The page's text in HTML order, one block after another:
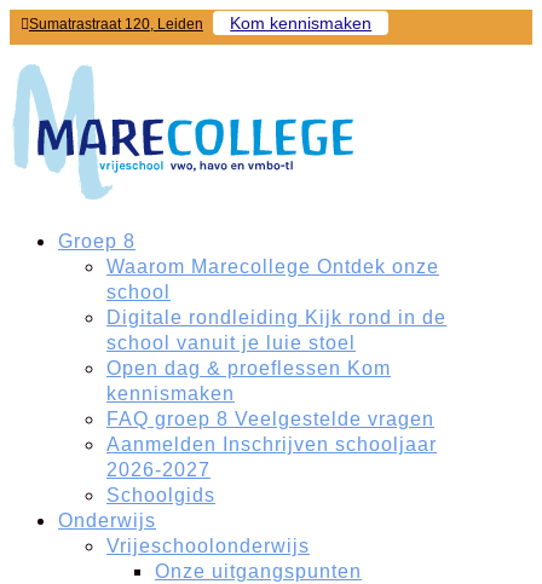
Sumatrastraat 120, Leiden Kom kennismaken
Groep 8
Waarom Marecollege Ontdek onze
school
Digitale rondleiding Kijk rond in de
school vanuit je luie stoel
Open dag & proeflessen Kom
kennismaken
FAQ groep 8 Veelgestelde vragen
Aanmelden
Inschrijven schooljaar
2026-2027
Schoolgids
Onderwijs
Vrijeschoolonderwijs
Onze uitgangspunten